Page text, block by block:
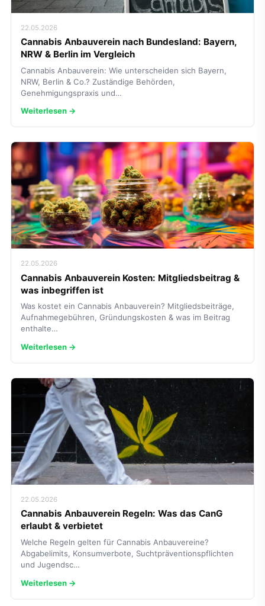
22.05.2026
Cannabis Anbauverein nach Bundesland: Bayern,
NRW & Berlin im Vergleich
Cannabis Anbauverein: Wie unterscheiden sich Bayern,
NRW, Berlin & Co.? Zuständige Behörden,
Genehmigungspraxis und…
Weiterlesen →
22.05.2026
Cannabis Anbauverein Kosten: Mitgliedsbeitrag &
was inbegriffen ist
Was kostet ein Cannabis Anbauverein? Mitgliedsbeiträge,
Aufnahmegebühren, Gründungskosten & was im Beitrag
enthalte…
Weiterlesen →
22.05.2026
Cannabis Anbauverein Regeln: Was das CanG
erlaubt & verbietet
Welche Regeln gelten für Cannabis Anbauvereine?
Abgabelimits, Konsumverbote, Suchtpräventionspflichten
und Jugendsc…
Weiterlesen →